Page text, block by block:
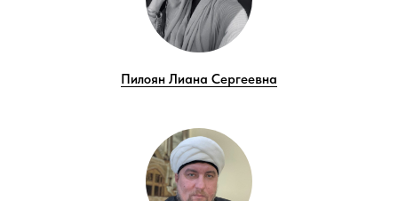
Пилоян Лиана Сергеевна